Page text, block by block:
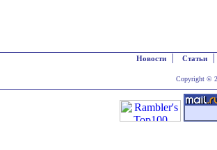
Новости| Статьи
Copyright ©